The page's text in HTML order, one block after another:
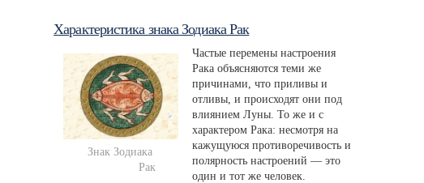
Характеристика знака Зодиака Рак
Знак Зодиака
Рак
Частые перемены настроения
Рака объясняются теми же
причинами, что приливы и
отливы, и происходят они под
влиянием Луны. То же и с
характером Рака: несмотря на
кажущуюся противоречивость и
полярность настроений — это
один и тот же человек.